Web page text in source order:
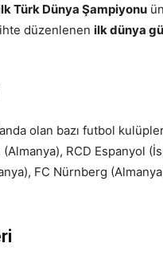
Türk Dünya Şampiyonu
düzenlenen ilk dünya
olan bazı futbol
RCD Espanyol
FC Nürnberg